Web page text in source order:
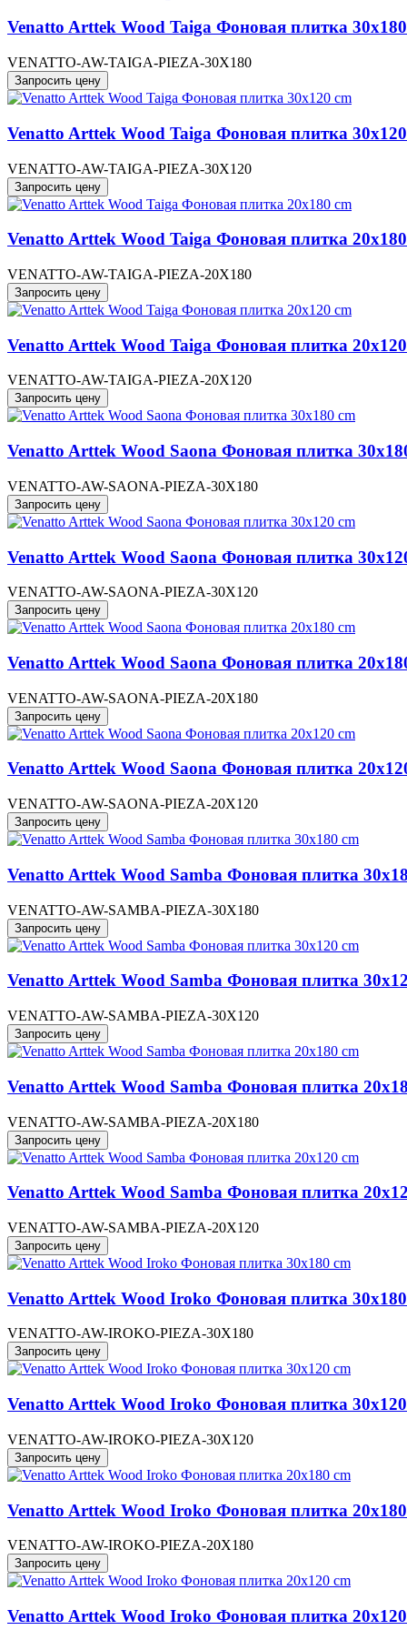
Venatto Arttek Wood Taiga Фоновая плитка
VENATTO-AW-TAIGA-PIEZA-30X180
Запросить цену
Venatto Arttek Wood Taiga Фоновая плитка
VENATTO-AW-TAIGA-PIEZA-30X120
Запросить цену
Venatto Arttek Wood Taiga Фоновая плитка
VENATTO-AW-TAIGA-PIEZA-20X180
Запросить цену
Venatto Arttek Wood Taiga Фоновая плитка
VENATTO-AW-TAIGA-PIEZA-20X120
Запросить цену
Venatto Arttek Wood Saona Фоновая плитка
VENATTO-AW-SAONA-PIEZA-30X180
Запросить цену
Venatto Arttek Wood Saona Фоновая плитка
VENATTO-AW-SAONA-PIEZA-30X120
Запросить цену
Venatto Arttek Wood Saona Фоновая плитка
VENATTO-AW-SAONA-PIEZA-20X180
Запросить цену
Venatto Arttek Wood Saona Фоновая плитка
VENATTO-AW-SAONA-PIEZA-20X120
Запросить цену
Venatto Arttek Wood Samba Фоновая плитка
VENATTO-AW-SAMBA-PIEZA-30X180
Запросить цену
Venatto Arttek Wood Samba Фоновая плитка
VENATTO-AW-SAMBA-PIEZA-30X120
Запросить цену
Venatto Arttek Wood Samba Фоновая плитка
VENATTO-AW-SAMBA-PIEZA-20X180
Запросить цену
Venatto Arttek Wood Samba Фоновая плитка
VENATTO-AW-SAMBA-PIEZA-20X120
Запросить цену
Venatto Arttek Wood Iroko Фоновая плитка
VENATTO-AW-IROKO-PIEZA-30X180
Запросить цену
Venatto Arttek Wood Iroko Фоновая плитка
VENATTO-AW-IROKO-PIEZA-30X120
Запросить цену
Venatto Arttek Wood Iroko Фоновая плитка
VENATTO-AW-IROKO-PIEZA-20X180
Запросить цену
Venatto Arttek Wood Iroko Фоновая плитка